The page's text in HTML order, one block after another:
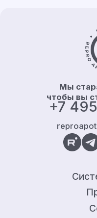
Контакты и
+7
Мы
чтобы вы